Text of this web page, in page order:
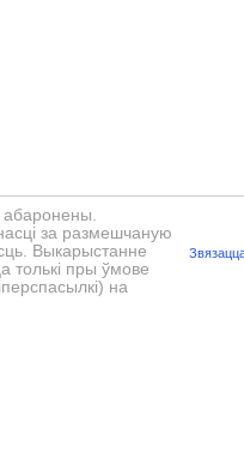
абаронены.
за размешчаную
Выкарыстанне
толькі пры ўмове
на